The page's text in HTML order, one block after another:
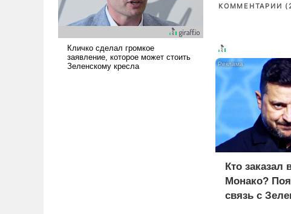
перед Китаем.
КОММЕНТАРИИ
Кто заказал
Монако?
связь с